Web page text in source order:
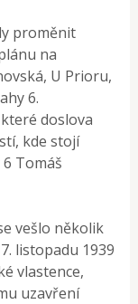
proměnit
na
U Prioru,
6.
doslova
kde stojí
Tomáš
vešlo několik
listopadu 1939
vlastence,
uzavření